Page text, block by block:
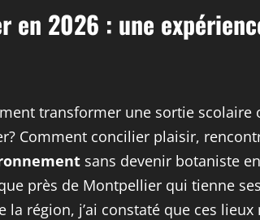
en 2026 : une
transformer une sortie scolaire
Comment concilier plaisir,
sans devenir botaniste
près de Montpellier qui tienne
région, j’ai constaté que ces